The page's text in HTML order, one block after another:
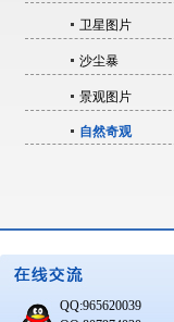
卫星图片
沙尘暴
景观图片
自然奇观
QQ:965620039